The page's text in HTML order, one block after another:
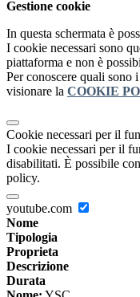
Gestione cookie
In questa schermata è
I cookie necessari sono
piattaforma e non è
Per conoscere quali sono
visionare la COOKIE
Cookie necessari per il
I cookie necessari per il
disabilitati. È possibile
policy.
youtube.com
Nome
Tipologia
Proprieta
Descrizione
Durata